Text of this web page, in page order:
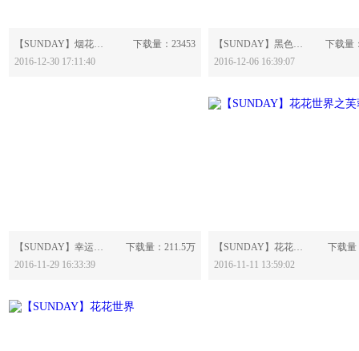
分享：
【SUNDAY】烟花绚烂-552353
下载量：23453
2016-12-30 17:11:40
分享：
【SUNDAY】黑色炫酷-550671
下载量
2016-12-06 16:39:07
分享：
【SUNDAY】幸运草-550051
下载量：211.5万
2016-11-29 16:33:39
分享：
【SUNDAY】花花世界之芙蓉花-539679
下载量
2016-11-11 13:59:02